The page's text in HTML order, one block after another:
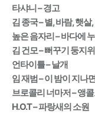
타샤니 – 경고
김 종국 – 별, 바람, 햇
높은 음자리 – 바다에
김 건모 – 뻐꾸기 둥지
언타이틀 – 날개
임 재범 – 이 밤이 지나
브로콜리 너마저 – 앵
H.O.T – 파랑새의 소원